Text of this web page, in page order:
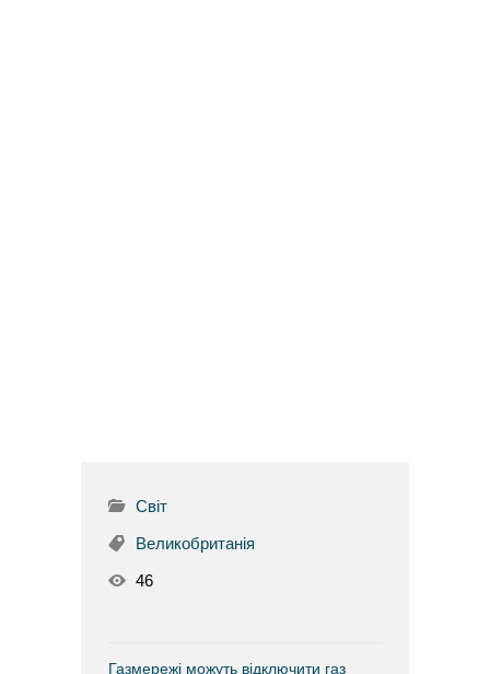
Світ
Великобританія
46
Газмережі можуть відключити газ